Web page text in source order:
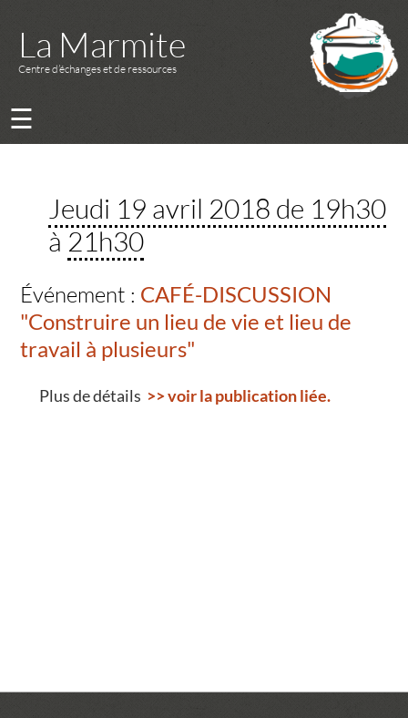
La Marmite
Centre d’échanges et de ressources
☰
Jeudi 19 avril 2018 de 19h30
à 21h30
Événement : CAFÉ-DISCUSSION
"Construire un lieu de vie et lieu de
travail à plusieurs"
Plus de détails >> voir la publication liée.